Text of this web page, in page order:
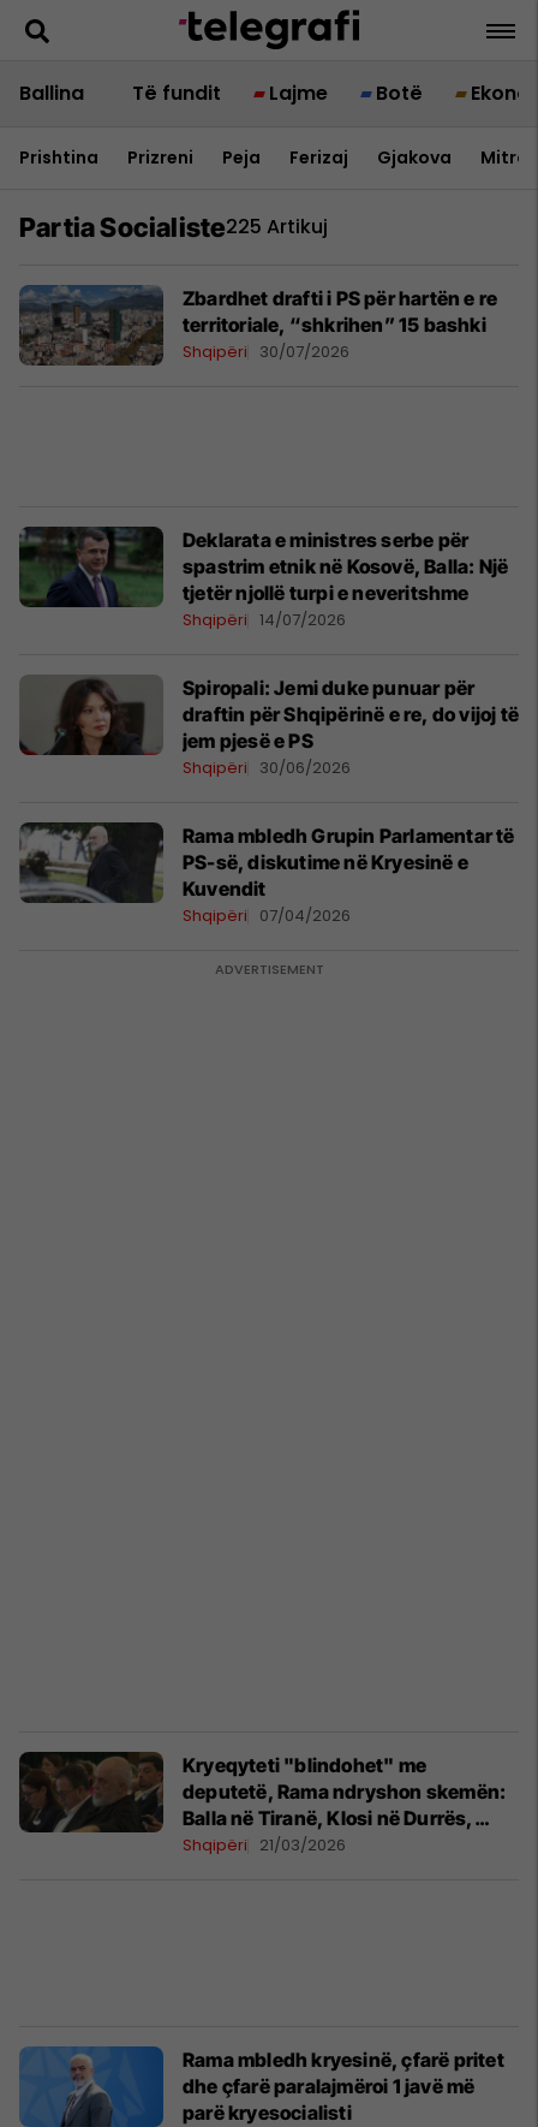
Ballina Të fundit Lajme Botë
Prishtina Prizreni Peja Ferizaj Gjakova
Partia Socialiste225 Artikuj
Zbardhet drafti i PS për hartën e re
territoriale, “shkrihen” 15 bashki
Shqipëri 30/07/2026
​Deklarata e ministres serbe për
spastrim etnik në Kosovë, Balla: Një
tjetër njollë turpi e neveritshme
Shqipëri 14/07/2026
Spiropali: Jemi duke punuar për
draftin për Shqipërinë e re, do vijoj të
jem pjesë e PS
Shqipëri 30/06/2026
Rama mbledh Grupin Parlamentar të
PS-së, diskutime në Kryesinë e
Kuvendit
Shqipëri 07/04/2026
Kryeqyteti "blindohet" me
deputetë, Rama ndryshon skemën:
Balla në Tiranë, Klosi në Durrës,
Manja në Dibër
Shqipëri 21/03/2026
Rama mbledh kryesinë, çfarë pritet
dhe çfarë paralajmëroi 1 javë më
parë kryesocialisti